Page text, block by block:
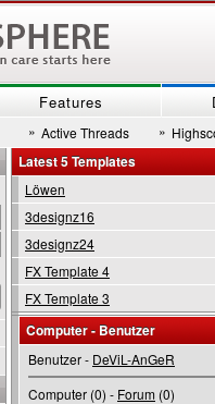
Features
» Active Threads »
Latest 5 Templates
Löwen
3designz16
3designz24
FX Template 4
FX Template 3
Computer - Benutzer
Benutzer - DeViL-AnGeR
Computer (0) - Forum (0)